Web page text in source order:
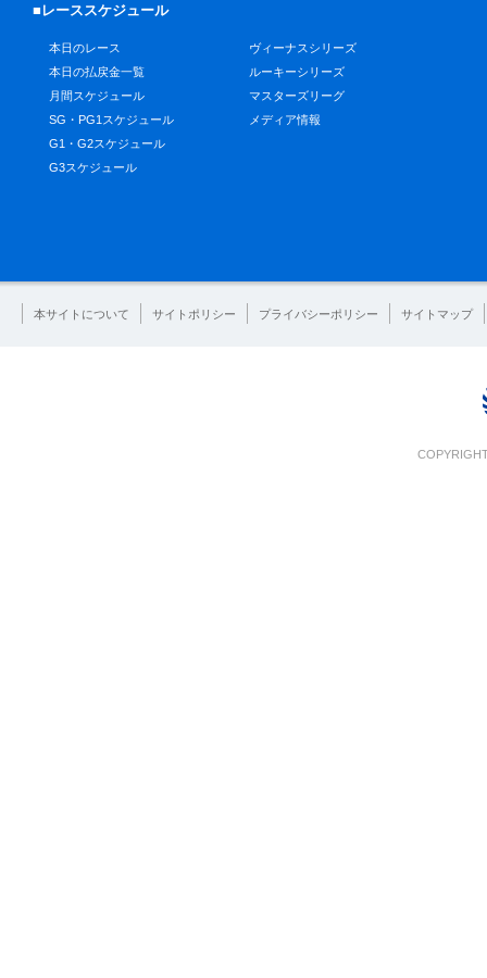
■レーススケジュール
本日のレース
本日の払戻金一覧
月間スケジュール
SG・PG1スケジュール
G1・G2スケジュール
G3スケジュール
ヴィーナスシリーズ
ルーキーシリーズ
マスターズリーグ
メディア情報
本サイトについて サイトポリシー プライバシーポリシー サイトマップ